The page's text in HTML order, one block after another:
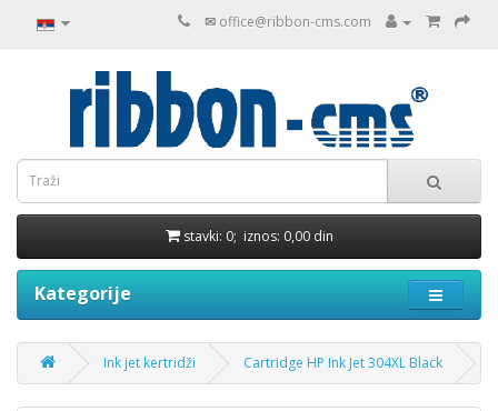
✉ office@ribbon-cms.com
stavki: 0; iznos: 0,00 din
Kategorije
Ink jet kertridži Cartridge HP Ink Jet 304XL Black